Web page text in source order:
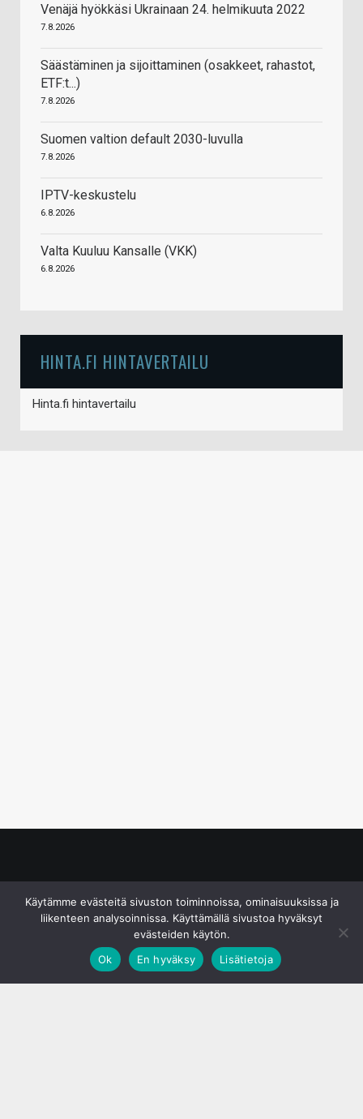
Venäjä hyökkäsi Ukrainaan 24. helmikuuta 2022
7.8.2026
Säästäminen ja sijoittaminen (osakkeet, rahastot,
ETF:t...)
7.8.2026
Suomen valtion default 2030-luvulla
7.8.2026
IPTV-keskustelu
6.8.2026
Valta Kuuluu Kansalle (VKK)
6.8.2026
HINTA.FI HINTAVERTAILU
Hinta.fi hintavertailu
Käytämme evästeitä sivuston toiminnoissa, ominaisuuksissa ja
liikenteen analysoinnissa. Käyttämällä sivustoa hyväksyt
evästeiden käytön.
Ok
En hyväksy Lisätietoja